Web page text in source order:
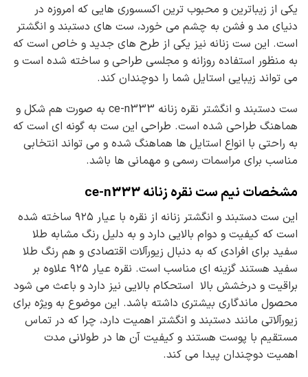
یکی از زیباترین و محبوب ترین اکسسوری هایی که امروزه در
دنیای مد و فشن به چشم می خورد، ست های دستبند و انگشتر
است. این ست زنانه نیز یکی از طرح های جدید و خاص است که
به منظور استفاده روزانه و مجلسی طراحی و ساخته شده است و
می تواند زیبایی استایل شما را دوچندان کند.
ست دستبند و انگشتر نقره زنانه ce-n333 به صورت هم شکل و
هماهنگ طراحی شده است. طراحی این ست به گونه ای است که
به راحتی با انواع استایل ها هماهنگ شده و می تواند انتخابی
مناسب برای مراسمات رسمی و مهمانی ها باشد.
مشخصات نیم ست نقره زنانه ce-n333
این ست دستبند و انگشتر زنانه از نقره با عیار ۹۲۵ ساخته شده
است که کیفیت و دوام بالایی دارد و به دلیل رنگ مشابه طلا
سفید برای افرادی که به دنبال زیورآلات اقتصادی و هم رنگ طلا
سفید هستند گزینه ای مناسب است. نقره عیار ۹۲۵ علاوه بر
براقیت و درخشش بالا استحکام بالایی نیز دارد و باعث می شود
محصول ماندگاری بیشتری داشته باشد. این موضوع به ویژه برای
زیورآلاتی مانند دستبند و انگشتر اهمیت دارد، چرا که در تماس
مستقیم با پوست هستند و کیفیت آن ها در طولانی مدت
اهمیت دوچندان پیدا می کند.